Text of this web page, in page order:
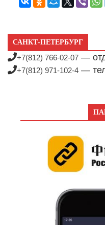
САНКТ-ПЕТЕРБУРГ
+7(812) 766-02-07 —
+7(812) 971-102-4 —